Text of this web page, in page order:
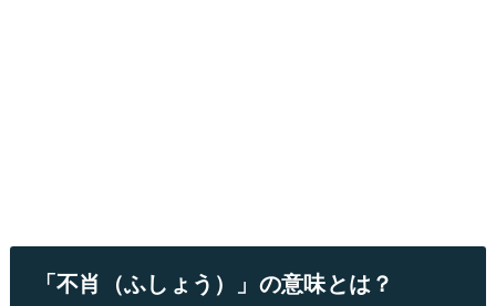
「不肖（ふしょう）」の意味とは？